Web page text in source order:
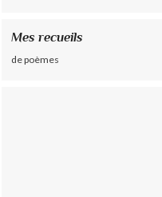
Mes recueils
de poèmes